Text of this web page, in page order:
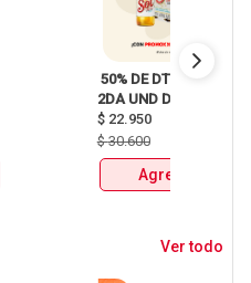
50% DE DTO EN LA
2DA UND DE
CERVEZAS SIXPACKS
Y UNIDAD HEINEKEN,
SOL, 3 CORDILLERAS,
ANDINA, MILLER Y
$ 22.950
$30.600
Agregar
Ver todo